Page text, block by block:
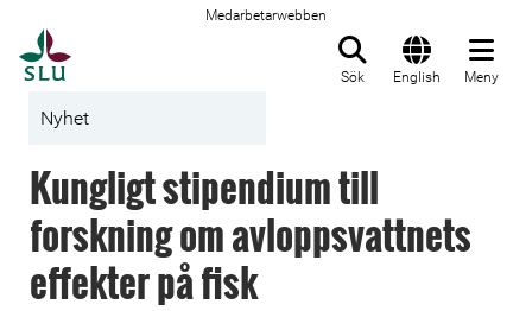
Medarbetarwebben
Sök English Meny
Nyhet
Kungligt stipendium till
forskning om avloppsvattnets
effekter på fisk